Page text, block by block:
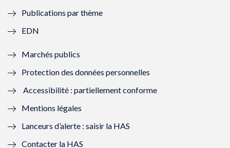
f
n
ê
t
r
e
e
n
ê
r
ê
t
e
ê
Publications par thème
EDN
Marchés publics
Protection des données personnelles
Accessibilité : partiellement conforme
Mentions légales
Lanceurs d’alerte : saisir la HAS
Contacter la HAS